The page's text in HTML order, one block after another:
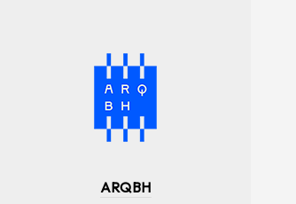
ARQBH